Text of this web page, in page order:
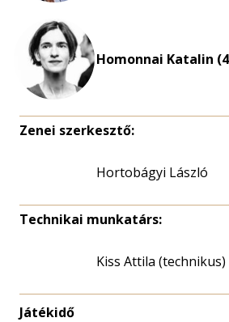
Homonnai Katalin
Zenei szerkesztő:
Hortobágyi László
Technikai munkatárs:
Kiss Attila (technikus)
Játékidő